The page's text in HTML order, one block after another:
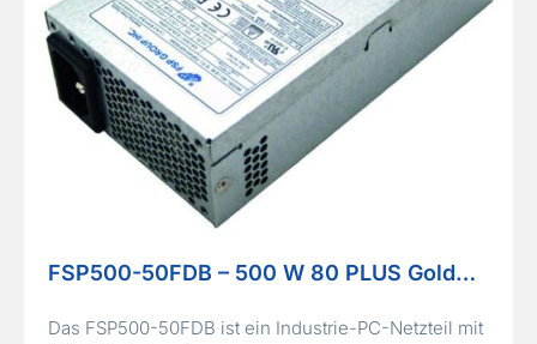
FSP500-50FDB – 500 W 80 PLUS Gold…
Das FSP500-50FDB ist ein Industrie-PC-Netzteil mit